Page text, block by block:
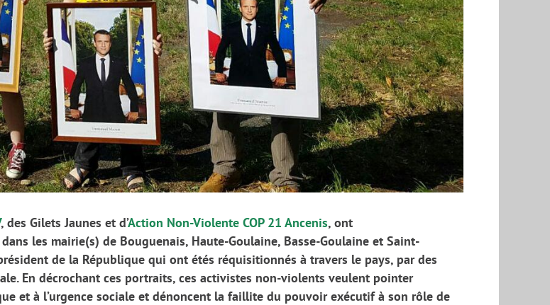
, des Gilets Jaunes et d’Action Non-Violente COP 21 Ancenis, ont
dans les mairie(s) de Bouguenais, Haute-Goulaine, Basse-Goulaine et Saint-
de la République qui ont étés réquisitionnés à travers le pays, par des
En décrochant ces portraits, ces activistes non-violents veulent pointer
et à l’urgence sociale et dénoncent la faillite du pouvoir exécutif à son rôle de